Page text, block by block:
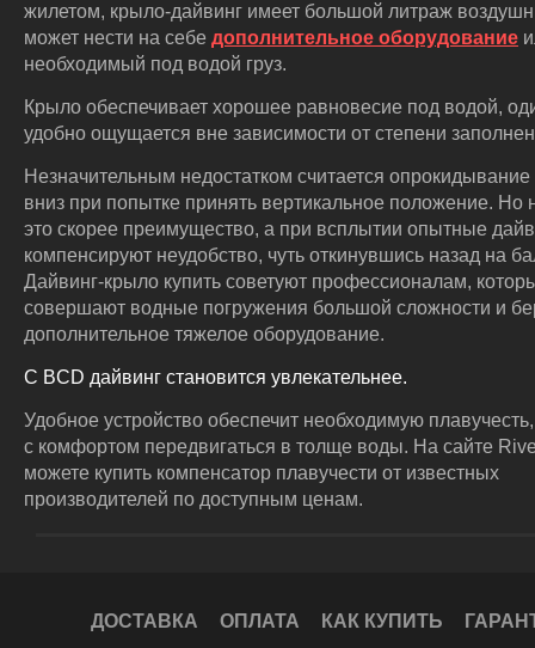
жилетом, крыло-дайвинг имеет большой литраж
может нести на себе дополнительное оборудование
необходимый под водой груз.
Крыло обеспечивает хорошее равновесие под водой,
удобно ощущается вне зависимости от степени
Незначительным недостатком считается
вниз при попытке принять вертикальное положение. Но
это скорее преимущество, а при всплытии опытные
компенсируют неудобство, чуть откинувшись назад на
Дайвинг-крыло купить советуют профессионалам,
совершают водные погружения большой сложности и
дополнительное тяжелое оборудование.
С BCD дайвинг становится увлекательнее.
Удобное устройство обеспечит необходимую
с комфортом передвигаться в толще воды. На сайте
можете купить компенсатор плавучести от известных
производителей по доступным ценам.
ДОСТАВКА ОПЛАТА КАК КУПИТЬ